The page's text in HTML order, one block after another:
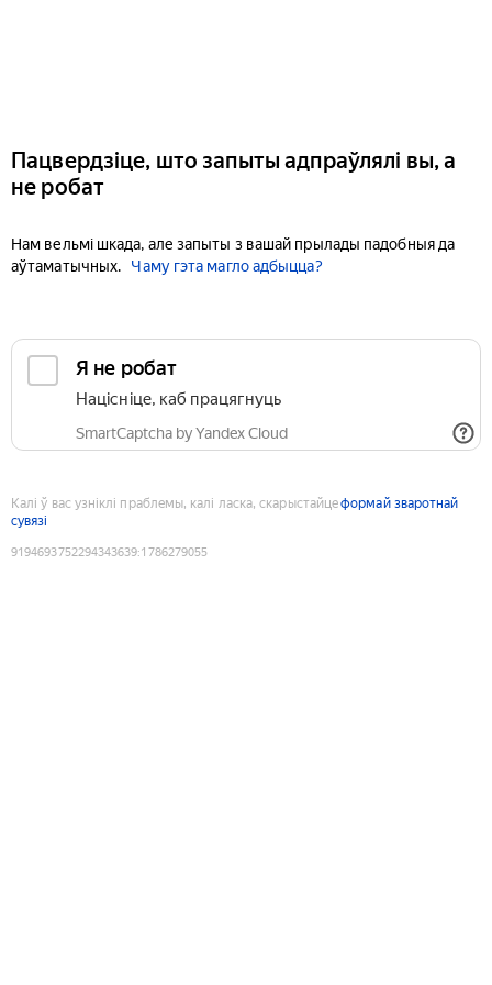
Пацвердзіце, што запыты адпраўлялі вы, а
не робат
Нам вельмі шкада, але запыты з вашай прылады падобныя да
аўтаматычных.
Чаму гэта магло адбыцца?
Я не робат
Націсніце, каб працягнуць
SmartCaptcha by Yandex Cloud
Калі ў вас узніклі праблемы, калі ласка, скарыстайцеформай зваротнай
сувязі
9194693752294343639:1786279055